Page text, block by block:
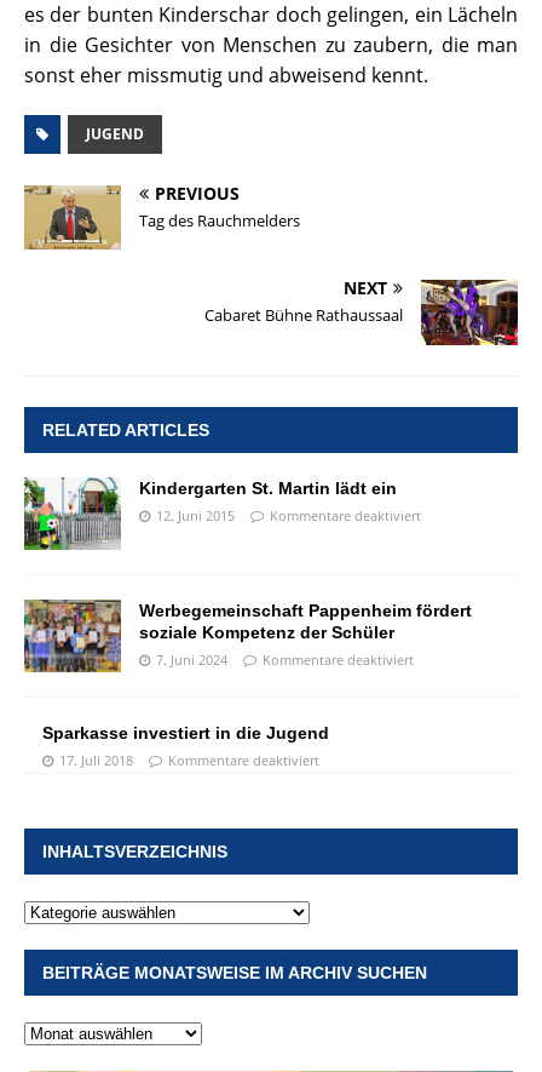
es der bunten Kinderschar doch gelingen, ein Lächeln
in die Gesichter von Menschen zu zaubern, die man
sonst eher missmutig und abweisend kennt.
JUGEND
PREVIOUS
Tag des Rauchmelders
NEXT
Cabaret Bühne Rathaussaal
RELATED ARTICLES
Kindergarten St. Martin lädt ein
12. Juni 2015 Kommentare deaktiviert
Werbegemeinschaft Pappenheim fördert
soziale Kompetenz der Schüler
7. Juni 2024 Kommentare deaktiviert
Sparkasse investiert in die Jugend
17. Juli 2018 Kommentare deaktiviert
INHALTSVERZEICHNIS
BEITRÄGE MONATSWEISE IM ARCHIV SUCHEN